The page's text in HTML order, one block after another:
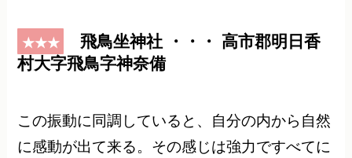
★★★
飛鳥坐神社 ・・・ 高市郡明日香
村大字飛鳥字神奈備
この振動に同調していると、自分の内から自然
に感動が出て来る。その感じは強力ですべてに